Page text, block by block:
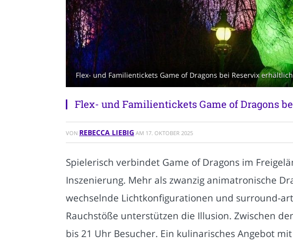
Flex- und Familientickets Game of Dragons bei Reservix
Flex- und Familientickets Game of Dragons
VON REBECCA LIEBIG AM 17. OKTOBER 2025
Spielerisch verbindet Game of Dragons im
Inszenierung. Mehr als zwanzig animatronische
wechselnde Lichtkonfigurationen und surround-
Rauchstöße unterstützen die Illusion. Zwischen
bis 21 Uhr Besucher. Ein kulinarisches Angebot